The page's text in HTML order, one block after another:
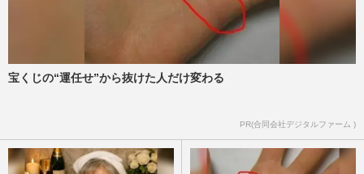
宝くじの“運任せ”から抜けた人だけ変わる
PR(合同会社デジタルファーム )